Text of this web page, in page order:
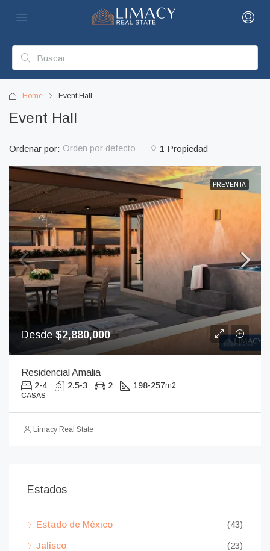
Home Event Hall
Event Hall
1 Propiedad
Ordenar por: Orden por defecto
PREVENTA
Desde$2,880,000
Residencial Amalia
2-4 2.5-3 2 198-257m2
CASAS
Limacy Real State
Estados
Estado de México (43)
Jalisco (23)